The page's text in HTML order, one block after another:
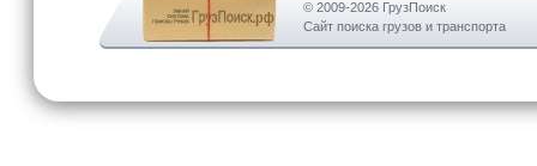
© 2009-2026 ГрузПоиск
Сайт поиска грузов и транспорта